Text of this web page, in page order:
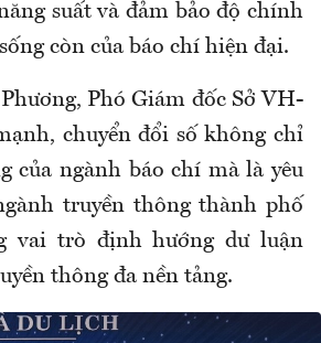
suất và đảm bảo độ chính
còn của báo chí hiện đại.
Phó Giám đốc Sở VH-
chuyển đổi số không chỉ
của ngành báo chí mà là yêu
truyền thông thành phố
vai trò định hướng dư luận
thông đa nền tảng.